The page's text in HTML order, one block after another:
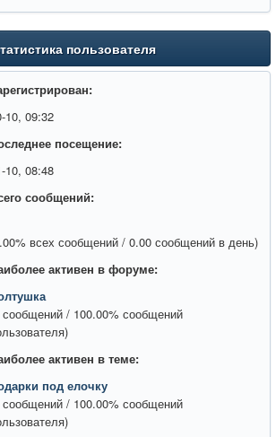
пользователя
10, 09:32
посещение:
10, 08:48
сообщений:
всех сообщений / 0.00 сообщений в день)
активен в форуме:
сообщений / 100.00% сообщений
активен в теме:
под елочку
сообщений / 100.00% сообщений